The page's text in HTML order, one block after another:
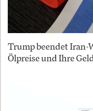
Trump beendet Iran-
Ölpreise und Ihre